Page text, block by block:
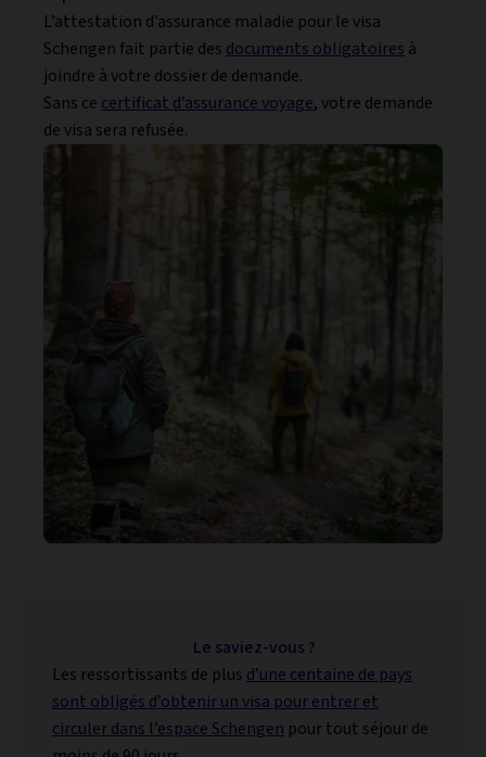
L’attestation d’assurance maladie pour le visa
Schengen fait partie des documents obligatoires à
joindre à votre dossier de demande.
Sans ce certificat d’assurance voyage, votre demande
de visa sera refusée.
Le saviez-vous ?
Les ressortissants de plus d’une centaine de pays
sont obligés d’obtenir un visa pour entrer et
circuler dans l’espace Schengen pour tout séjour de